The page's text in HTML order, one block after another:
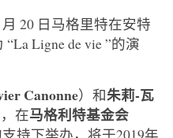
20 日马格里特在安特
Ligne de vie ”的演
Canonne）和朱莉-瓦
在马格利特基金会
持下举办，将于2019年